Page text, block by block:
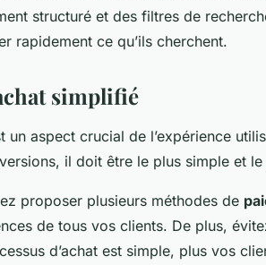
structuré et des filtres de
rapidement ce qu’ils cherchent.
simplifié
un aspect crucial de l’expérience
il doit être le plus simple et
proposer plusieurs méthodes de
de tous vos clients. De plus,
d’achat est simple, plus vos